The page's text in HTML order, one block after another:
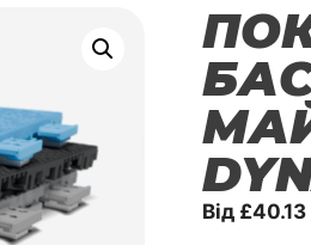
Від £40.13